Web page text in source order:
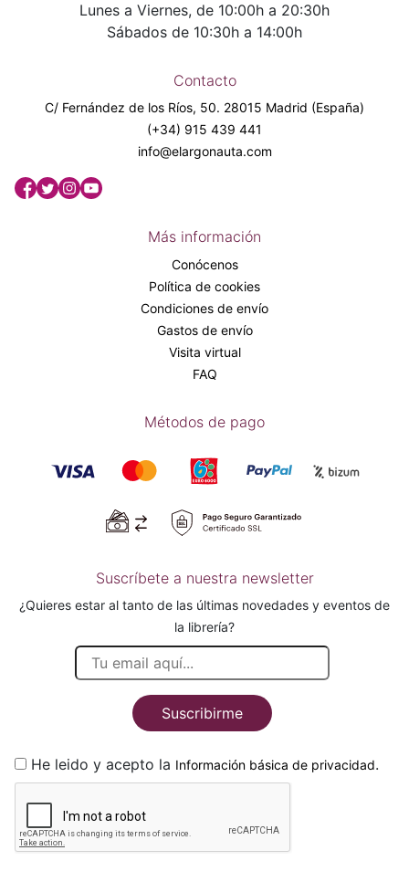
Lunes a Viernes, de 10:00h a 20:30h
Sábados de 10:30h a 14:00h
Contacto
C/ Fernández de los Ríos, 50. 28015 Madrid (España)
(+34) 915 439 441
info@elargonauta.com
Más información
Conócenos
Política de cookies
Condiciones de envío
Gastos de envío
Visita virtual
FAQ
Métodos de pago
Suscríbete a nuestra newsletter
¿Quieres estar al tanto de las últimas novedades y eventos de
la librería?
Suscribirme
He leido y acepto la Información básica de privacidad.